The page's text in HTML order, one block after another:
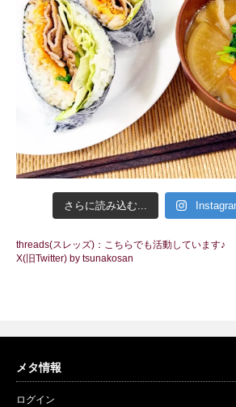
さらに読み込む...
threads(スレッズ)：こちらでも活動しています♪
X(旧Twitter) by tsunakosan
メタ情報
ログイン